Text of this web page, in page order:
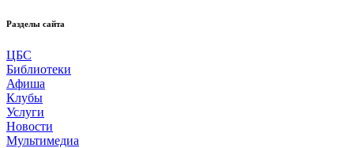
Разделы сайта
ЦБС
Библиотеки
Афиша
Клубы
Услуги
Новости
Мультимедиа